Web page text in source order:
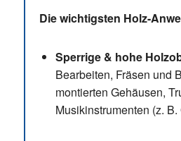
Die wichtigsten Holz-
Sperrige & hohe
Bearbeiten, Fräsen und
montierten Gehäusen,
Musikinstrumenten (z.